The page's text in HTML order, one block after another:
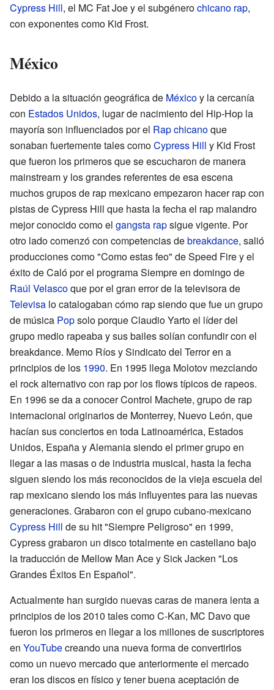
Cypress Hill, el MC Fat Joe y el subgénerochicano rap,
con exponentes como Kid Frost.
México
Debido a la situación geográfica de Méxicoy la cercanía
con Estados Unidos, lugar de nacimiento del Hip-Hop la
mayoría son influenciados por el Rap chicanoque
sonaban fuertemente tales comoCypress Hill y Kid Frost
que fueron los primeros que se escucharon de manera
mainstream y los grandes referentes de esa escena
muchos grupos de rap mexicano empezaron hacer rap con
pistas de Cypress Hill que hasta la fecha el rap malandro
mejor conocido como el gangsta rapsigue vigente. Por
otro lado comenzó con competencias debreakdance, salió
producciones como "Como estas feo" de Speed Fire y el
éxito de Caló por el programa Siempre en domingo de
Raúl Velascoque por el gran error de la televisora de
Televisa lo catalogaban cómo rap siendo que fue un grupo
de música Popsolo porque Claudio Yarto el líder del
grupo medio rapeaba y sus bailes solían confundir con el
breakdance. Memo Ríos y Sindicato del Terror en a
principios de los 1990. En 1995 llega Molotov mezclando
el rock alternativo con rap por los flows típicos de rapeos.
En 1996 se da a conocer Control Machete, grupo de rap
internacional originarios de Monterrey, Nuevo León, que
hacían sus conciertos en toda Latinoamérica, Estados
Unidos, España y Alemania siendo el primer grupo en
llegar a las masas o de industria musical, hasta la fecha
siguen siendo los más reconocidos de la vieja escuela del
rap mexicano siendo los más influyentes para las nuevas
generaciones. Grabaron con el grupo cubano-mexicano
Cypress Hill de su hit "Siempre Peligroso" en 1999,
Cypress grabaron un disco totalmente en castellano bajo
la traducción de Mellow Man Ace y Sick Jacken "Los
Grandes Éxitos En Español".
Actualmente han surgido nuevas caras de manera lenta a
principios de los 2010 tales como C-Kan, MC Davo que
fueron los primeros en llegar a los millones de suscriptores
en YouTubecreando una nueva forma de convertirlos
como un nuevo mercado que anteriormente el mercado
eran los discos en físico y tener buena aceptación de